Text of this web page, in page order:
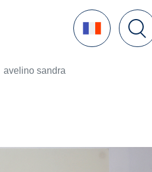
Language
avelino sandra